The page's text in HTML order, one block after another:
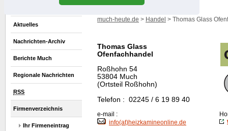
Aktuelles
Nachrichten-Archiv
Berichte Much
Regionale Nachrichten
RSS
Firmenverzeichnis
Ihr Firmeneintrag
much-heute.de > Handel > Thomas Glass
Thomas Glass
Ofenfachhandel
Roßhohn 54
53804 Much
(Ortsteil Roßhohn)
Telefon : 02245 / 6 19 89 40
e-mail :
info(at)heizkamineonline.de